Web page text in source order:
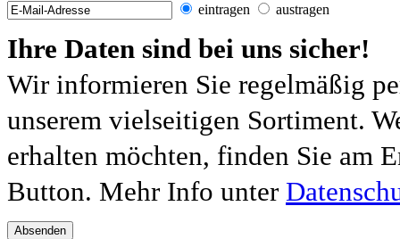
eintragen austragen
Ihre Daten sind bei uns sicher!
Wir informieren Sie regelmäßig
unserem vielseitigen Sortiment.
erhalten möchten, finden Sie am
Button. Mehr Info unter
Absenden